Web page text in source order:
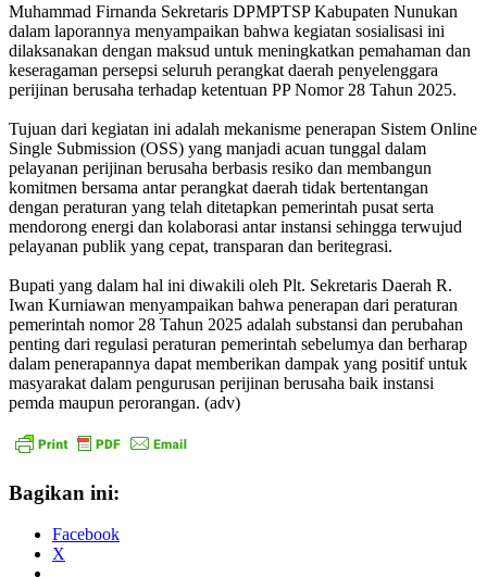
Muhammad Firnanda Sekretaris DPMPTSP Kabupaten Nunukan
dalam laporannya menyampaikan bahwa kegiatan sosialisasi ini
dilaksanakan dengan maksud untuk meningkatkan pemahaman dan
keseragaman persepsi seluruh perangkat daerah penyelenggara
perijinan berusaha terhadap ketentuan PP Nomor 28 Tahun 2025.
Tujuan dari kegiatan ini adalah mekanisme penerapan Sistem Online
Single Submission (OSS) yang manjadi acuan tunggal dalam
pelayanan perijinan berusaha berbasis resiko dan membangun
komitmen bersama antar perangkat daerah tidak bertentangan
dengan peraturan yang telah ditetapkan pemerintah pusat serta
mendorong energi dan kolaborasi antar instansi sehingga terwujud
pelayanan publik yang cepat, transparan dan beritegrasi.
Bupati yang dalam hal ini diwakili oleh Plt. Sekretaris Daerah R.
Iwan Kurniawan menyampaikan bahwa penerapan dari peraturan
pemerintah nomor 28 Tahun 2025 adalah substansi dan perubahan
penting dari regulasi peraturan pemerintah sebelumya dan berharap
dalam penerapannya dapat memberikan dampak yang positif untuk
masyarakat dalam pengurusan perijinan berusaha baik instansi
pemda maupun perorangan. (adv)
Bagikan ini:
Facebook
X